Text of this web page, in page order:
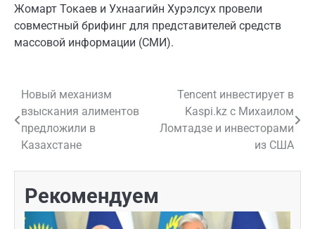
Жомарт Токаев и Ухнаагийн Хурэлсух провели
совместный брифинг для представителей средств
массовой информации (СМИ).
Навигация
по
записям
Новый механизм
взыскания алиментов
предложили в
Казахстане
Tencent инвестирует в
Kaspi.kz с Михаилом
Ломтадзе и инвесторами
из США
Рекомендуем